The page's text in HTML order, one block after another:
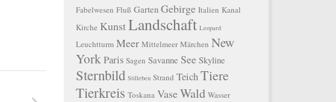
Fabelwesen Fluß Garten Gebirge Italien Kanal
Kirche KunstLandschaft Leopard
Leuchtturm Meer Mittelmeer Märchen New
YorkParis Sagen Savanne See Skyline
Sternbild Stilleben Strand TeichTiere
Tierkreis Toskana VaseWald Wasser